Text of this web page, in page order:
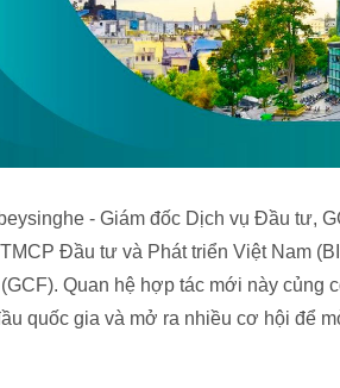
- Giám đốc Dịch vụ Đầu tư,
Đầu tư và Phát triển Việt Nam
Quan hệ hợp tác mới này củng
quốc gia và mở ra nhiều cơ hội để